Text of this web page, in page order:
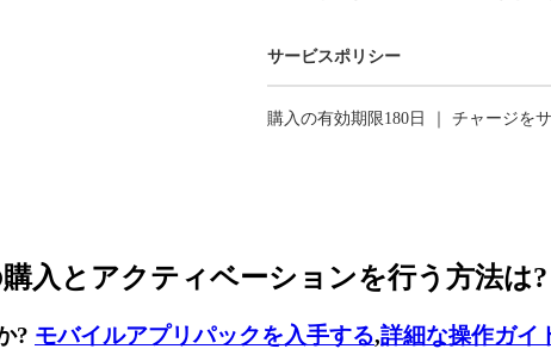
サービスポリシー
購入の有効期限180日 ｜ チャージを
入とアクティベーションを行う方法は?
? モバイルアプリパックを入手する,詳細な操作ガイ